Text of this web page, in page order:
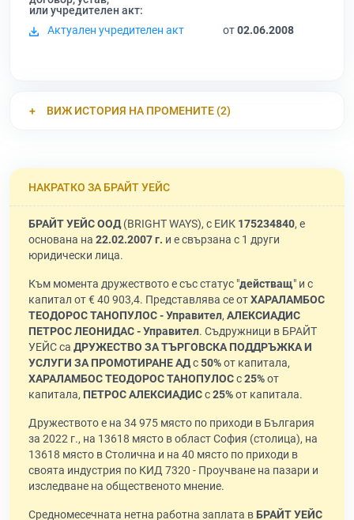
или учредителен акт:
Актуален учредителен акт
от02.06.2008
ВИЖ ИСТОРИЯ НА ПРОМЕНИТЕ (2)
НАКРАТКО ЗА БРАЙТ УЕЙС
БРАЙТ УЕЙС ООД(BRIGHT WAYS), с ЕИК 175234840, е
основана на 22.02.2007 г. и е свързана с 1 други
юридически лица.
Към момента дружеството е със статус "действащ" и с
капитал от € 40 903,4. Представлява се отХАРАЛАМБОС
ТЕОДОРОС ТАНОПУЛОС - Управител, АЛЕКСИАДИС
ПЕТРОС ЛЕОНИДАС - Управител. Съдружници в БРАЙТ
УЕЙС са ДРУЖЕСТВО ЗА ТЪРГОВСКА ПОДДРЪЖКА И
УСЛУГИ ЗА ПРОМОТИРАНЕ АДс50%от капитала,
ХАРАЛАМБОС ТЕОДОРОС ТАНОПУЛОСс25%от
капитала, ПЕТРОС АЛЕКСИАДИСс25%от капитала.
Дружеството е на 34 975 място по приходи в България
за 2022 г., на 13618 място в област София (столица), на
13618 място в Столична и на 40 място по приходи в
своята индустрия по КИД 7320 - Проучване на пазари и
изследване на общественото мнение.
Средномесечната нетна работна заплата вБРАЙТ УЕЙС